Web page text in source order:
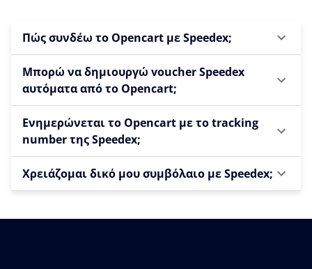
Πώς συνδέω το Opencart με Speedex;
Μπορώ να δημιουργώ voucher Speedex
αυτόματα από το Opencart;
Ενημερώνεται το Opencart με το tracking
number της Speedex;
Χρειάζομαι δικό μου συμβόλαιο με Speedex;